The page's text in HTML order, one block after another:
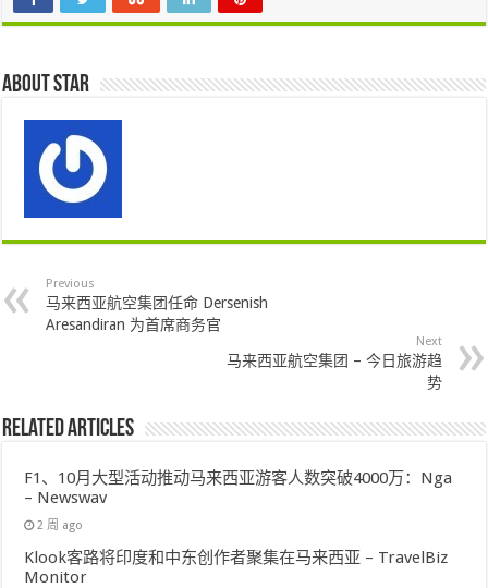
About star
Previous
马来西亚航空集团任命 Dersenish
Aresandiran 为首席商务官
Next
马来西亚航空集团 – 今日旅游趋
势
Related Articles
F1、10月大型活动推动马来西亚游客人数突破4000万：Nga
– Newswav
2 周 ago
Klook客路将印度和中东创作者聚集在马来西亚 – TravelBiz
Monitor